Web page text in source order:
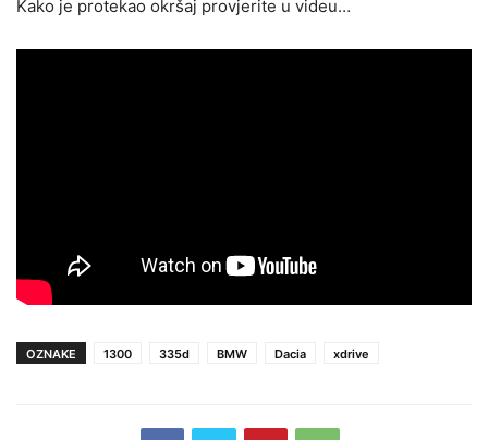
Kako je protekao okršaj provjerite u videu…
OZNAKE 1300 335d BMW Dacia xdrive